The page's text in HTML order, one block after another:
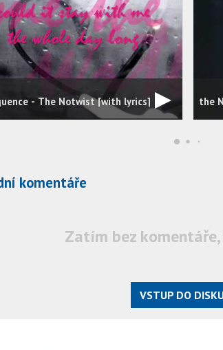
- The Notwist [with lyrics] the
komentáře
Zatím bez
VSTUP DO